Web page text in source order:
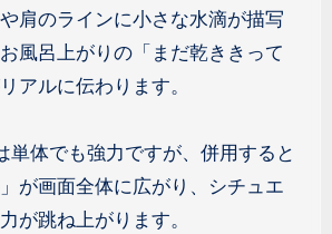
肩のラインに小さな水滴が描写
風呂上がりの「まだ乾ききって
アルに伝わります。
単体でも強力ですが、併用すると
」が画面全体に広がり、シチュエ
が跳ね上がります。